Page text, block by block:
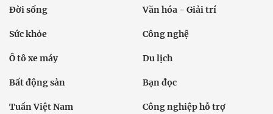
Đời sống Văn hóa - Giải trí
Sức khỏe Công nghệ
Ô tô xe máy Du lịch
Bất động sản Bạn đọc
Tuần Việt Nam Công nghiệp hỗ trợ